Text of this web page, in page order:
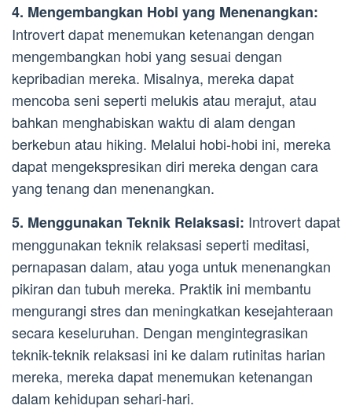
4. Mengembangkan Hobi yang Menenangkan:
Introvert dapat menemukan ketenangan dengan
mengembangkan hobi yang sesuai dengan
kepribadian mereka. Misalnya, mereka dapat
mencoba seni seperti melukis atau merajut, atau
bahkan menghabiskan waktu di alam dengan
berkebun atau hiking. Melalui hobi-hobi ini, mereka
dapat mengekspresikan diri mereka dengan cara
yang tenang dan menenangkan.
5. Menggunakan Teknik Relaksasi: Introvert dapat
menggunakan teknik relaksasi seperti meditasi,
pernapasan dalam, atau yoga untuk menenangkan
pikiran dan tubuh mereka. Praktik ini membantu
mengurangi stres dan meningkatkan kesejahteraan
secara keseluruhan. Dengan mengintegrasikan
teknik-teknik relaksasi ini ke dalam rutinitas harian
mereka, mereka dapat menemukan ketenangan
dalam kehidupan sehari-hari.